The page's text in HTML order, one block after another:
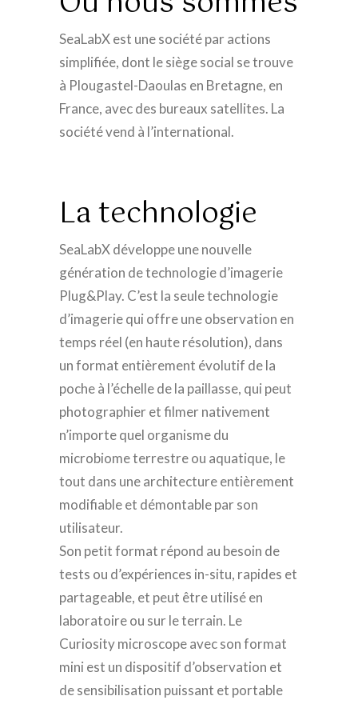
SeaLabX est une société par actions
simplifiée, dont le siège social se trouve
à Plougastel-Daoulas en Bretagne, en
France, avec des bureaux satellites. La
société vend à l’international.
La technologie
SeaLabX développe une nouvelle
génération de technologie d’imagerie
Plug&Play. C’est la seule technologie
d’imagerie qui offre une observation en
temps réel (en haute résolution), dans
un format entièrement évolutif de la
poche à l’échelle de la paillasse, qui peut
photographier et filmer nativement
n’importe quel organisme du
microbiome terrestre ou aquatique, le
tout dans une architecture entièrement
modifiable et démontable par son
utilisateur.
Son petit format répond au besoin de
tests ou d’expériences in-situ, rapides et
partageable, et peut être utilisé en
laboratoire ou sur le terrain. Le
Curiosity microscope avec son format
mini est un dispositif d’observation et
de sensibilisation puissant et portable